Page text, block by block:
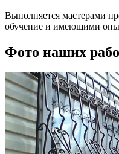
Выполняется мастерами
обучение и имеющими
Фото наших